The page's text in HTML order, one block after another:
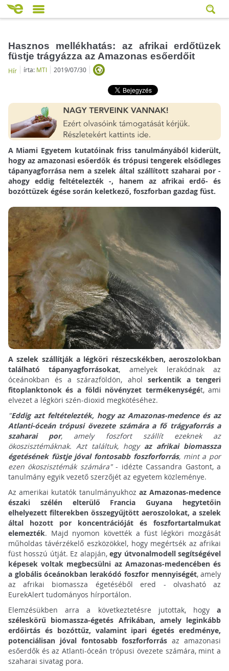
Hasznos mellékhatás: az afrikai erdőtüzek
füstje trágyázza az Amazonas esőerdőit
Hír írta: MTI 2019/07/30
A Miami Egyetem kutatóinak friss tanulmányából kiderült,
hogy az amazonasi esőerdők és trópusi tengerek elsődleges
tápanyagforrása nem a szelek által szállított szaharai por -
ahogy eddig feltételezték -, hanem az afrikai erdő- és
bozóttüzek égése során keletkező, foszforban gazdag füst.
A szelek szállítják a légköri részecskékben, aeroszolokban
található tápanyagforrásokat, amelyek lerakódnak az
óceánokban és a szárazföldön, ahol serkentik a tengeri
fitoplanktonok és a földi növényzet termékenységét, ami
elvezet a légköri szén-dioxid megkötéséhez.
"Eddig azt feltételezték, hogy az Amazonas-medence és az
Atlanti-óceán trópusi övezete számára a fő trágyaforrás a
szaharai por, amely foszfort szállít ezeknek az
ökoszisztémáknak. Azt találtuk, hogy az afrikai biomassza
égetésének füstje jóval fontosabb foszforforrás, mint a por
ezen ökoszisztémák számára"- idézte Cassandra Gastont, a
tanulmány egyik vezető szerzőjét az egyetem közleménye.
Az amerikai kutatók tanulmányukhoz az Amazonas-medence
északi szélén elterülő Francia Guyana hegytetőin
elhelyezett filterekben összegyűjtött aeroszolokat, a szelek
által hozott por koncentrációját és foszfortartalmukat
elemezték. Majd nyomon követték a füst légköri mozgását
műholdas távérzékelő eszközökkel, hogy megértsék az afrikai
füst hosszú útját. Ez alapján,egy útvonalmodell segítségével
képesek voltak megbecsülni az Amazonas-medencében és
a globális óceánokban lerakódó foszfor mennyiségét, amely
az afrikai biomassza égetéséből ered - olvasható az
EurekAlert tudományos hírportálon.
Elemzésükben arra a következtetésre jutottak, hogya
széleskörű biomassza-égetés Afrikában, amely leginkább
erdőirtás és bozóttűz, valamint ipari égetés eredménye,
potenciálisan jóval fontosabb foszforforrás az amazonasi
esőerdők és az Atlanti-óceán trópusi övezete számára, mint a
szaharai sivatag pora.